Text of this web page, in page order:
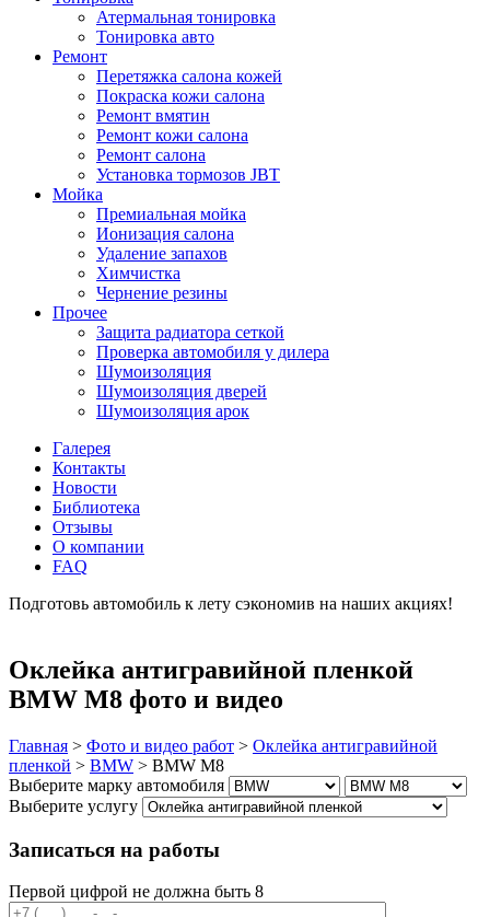
Атермальная тонировка
Тонировка авто
Ремонт
Перетяжка салона кожей
Покраска кожи салона
Ремонт вмятин
Ремонт кожи салона
Ремонт салона
Установка тормозов JBT
Мойка
Премиальная мойка
Ионизация салона
Удаление запахов
Химчистка
Чернение резины
Прочее
Защита радиатора сеткой
Проверка автомобиля у дилера
Шумоизоляция
Шумоизоляция дверей
Шумоизоляция арок
Галерея
Контакты
Новости
Библиотека
Отзывы
О компании
FAQ
Подготовь автомобиль к лету сэкономив на наших акциях!
Оклейка антигравийной пленкой
BMW M8 фото и видео
Главная > Фото и видео работ > Оклейка антигравийной
пленкой > BMW > BMW M8
Выберите марку автомобиля
Выберите услугу
Записаться на работы
Первой цифрой не должна быть 8